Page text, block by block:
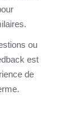
ou
est
de